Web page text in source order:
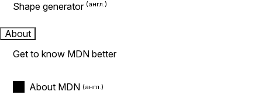
Shape generator
About
Get to know MDN better
About MDN